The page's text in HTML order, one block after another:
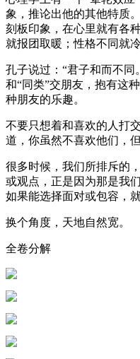
象，推论出他的其他特质
刻板印象，在心里就有各
就报团取暖；性格不同就
孔子说过：“君子和而不同
和“同类”交朋友，抱有这
种朋友的乐趣。
不要只想着和喜欢的人打
道，你虽然不喜欢他们，
很多时候，我们所排斥的
或观点，正是因为那是我
如果能选择面对或包容，
换个角度，天地自然宽。
全卷分解